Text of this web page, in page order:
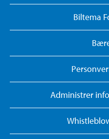
Biltema
Administrer